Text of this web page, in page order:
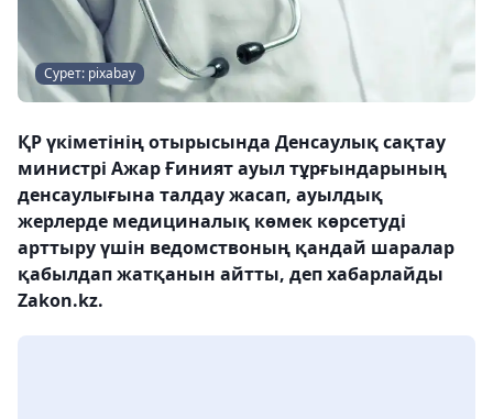
Сурет: pixabay
ҚР үкіметінің отырысында Денсаулық сақтау
министрі Ажар Ғиният ауыл тұрғындарының
денсаулығына талдау жасап, ауылдық
жерлерде медициналық көмек көрсетуді
арттыру үшін ведомствоның қандай шаралар
қабылдап жатқанын айтты, деп хабарлайды
Zakon.kz.